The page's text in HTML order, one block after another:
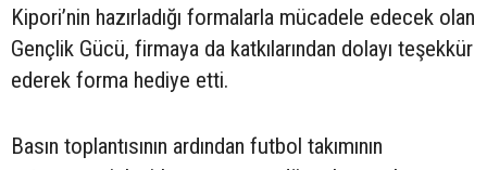
Kipori’nin hazırladığı formalarla mücadele edecek olan
Gençlik Gücü, firmaya da katkılarından dolayı teşekkür
ederek forma hediye etti.
Basın toplantısının ardından futbol takımının